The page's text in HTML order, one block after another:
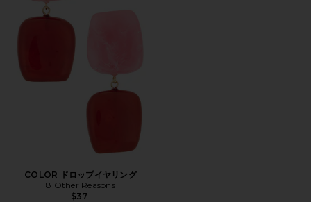
COLOR ドロップイヤリング
8 Other Reasons
$37